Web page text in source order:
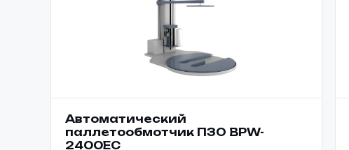
Автоматический
паллетообмотчик ПЗО BPW-
2400EC